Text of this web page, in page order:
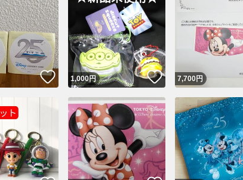
いいね！
1,000円 いいね！
7,700円
検索条件が保存されました。通知を設定してください
新着通知
プッシュ通知（アプリのみ）
メール通知
1日2回
すぐに通知